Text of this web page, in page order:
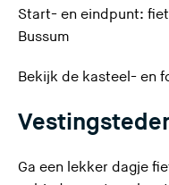
Start- en eindpunt:
Bussum
Bekijk de kasteel- en
Ga een lekker dagje